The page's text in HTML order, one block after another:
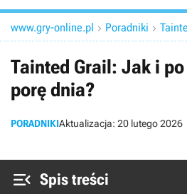
www.gry-online.pl  Poradniki 
Tainted Grail: Jak i
porę dnia?
PORADNIKIAktualizacja: 20 lutego 2026
 Spis treści